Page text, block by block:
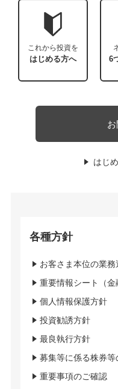
これから投資を
はじめる方へ 6
はじ
各種方針
お客さま本位の業
重要情報シート（金
個人情報保護方針
投資勧誘方針
最良執行方針
募集等に係る株券
重要事項のご確認